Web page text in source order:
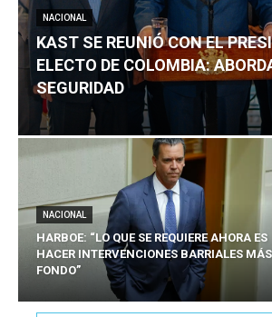
NACIONAL
KAST SE REUNIÓ CON EL
ELECTO DE COLOMBIA:
SEGURIDAD
NACIONAL
HARBOE: “LO QUE SE REQUIERE AHORA ES
HACER INTERVENCIONES BARRIALES
FONDO”